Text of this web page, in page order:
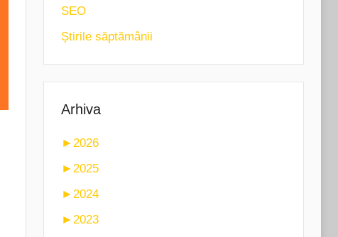
SEO
Știrile săptămânii
Arhiva
► 2026
► 2025
► 2024
► 2023